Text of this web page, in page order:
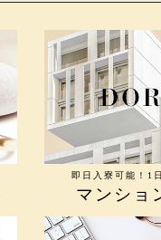
即日入寮可能！1
マンショ